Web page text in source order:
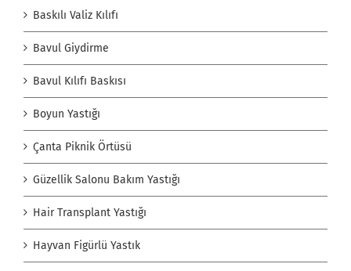
Baskılı Valiz Kılıfı
Bavul Giydirme
Bavul Kılıfı Baskısı
Boyun Yastığı
Çanta Piknik Örtüsü
Güzellik Salonu Bakım Yastığı
Hair Transplant Yastığı
Hayvan Figürlü Yastık